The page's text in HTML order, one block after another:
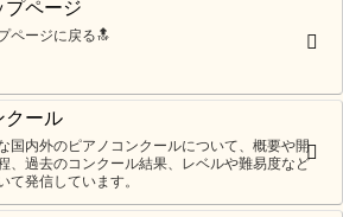
プページ
ページに戻る🔝
クール
国内外のピアノコンクールについて、概要や開
、過去のコンクール結果、レベルや難易度など
て発信しています。